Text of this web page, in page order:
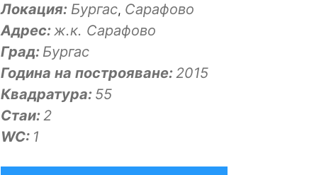
Локация: Бургас, Сарафово
Адрес:ж.к. Сарафово
Град: Бургас
Година на построяване:2015
Квадратура: 55
Стаи:2
WC: 1